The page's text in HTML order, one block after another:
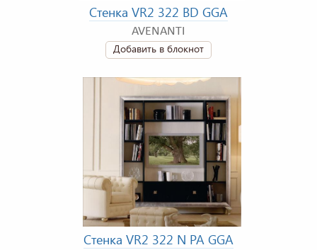
Стенка VR2 322 BD GGA
AVENANTI
Добавить в блокнот
Стенка VR2 322 N PA GGA